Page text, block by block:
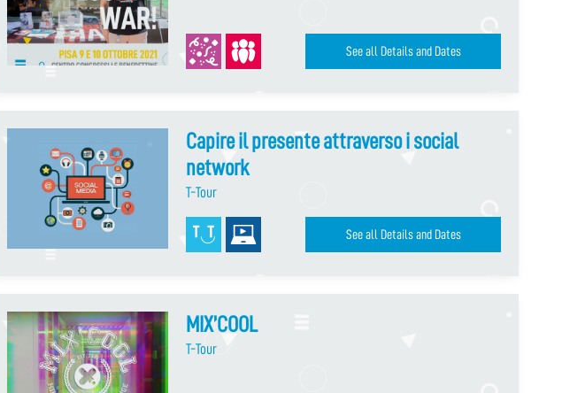
See all Details and Dates
Capire il presente attraverso i social
network
T-Tour
See all Details and Dates
MIX’COOL
T-Tour